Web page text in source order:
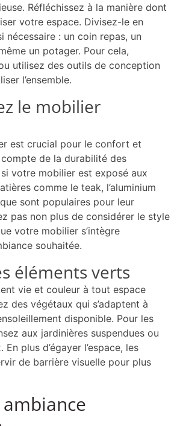
Réfléchissez à la manière dont
votre espace. Divisez-le en
nécessaire : un coin repas, un
un potager. Pour cela,
utilisez des outils de conception
l’ensemble.
le mobilier
est crucial pour le confort et
compte de la durabilité des
votre mobilier est exposé aux
comme le teak, l’aluminium
sont populaires pour leur
pas non plus de considérer le style
votre mobilier s’intègre
souhaitée.
éléments verts
vie et couleur à tout espace
des végétaux qui s’adaptent à
disponible. Pour les
aux jardinières suspendues ou
plus d’égayer l’espace, les
de barrière visuelle pour plus